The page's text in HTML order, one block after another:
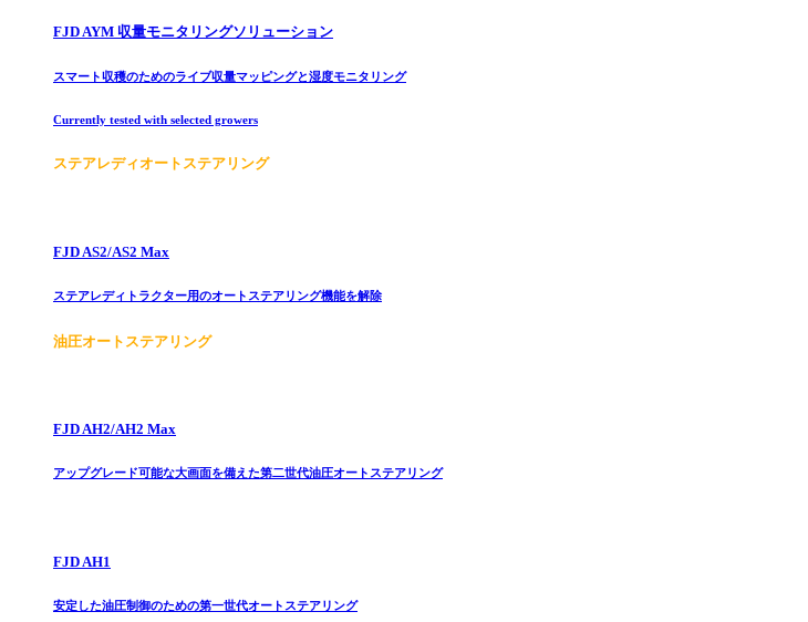
FJD AYM 収量モニタリングソリューション
スマート収穫のためのライブ収量マッピングと湿度モニタリング
Currently tested with selected growers
ステアレディオートステアリング
FJD AS2/AS2 Max
ステアレディトラクター用のオートステアリング機能を解除
油圧オートステアリング
FJD AH2/AH2 Max
アップグレード可能な大画面を備えた第二世代油圧オートステアリング
FJD AH1
安定した油圧制御のための第一世代オートステアリング